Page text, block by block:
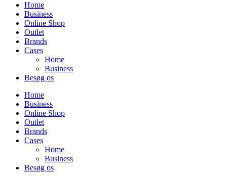
Home
Business
Online Shop
Outlet
Brands
Cases
Home
Business
Besøg os
Home
Business
Online Shop
Outlet
Brands
Cases
Home
Business
Besøg os